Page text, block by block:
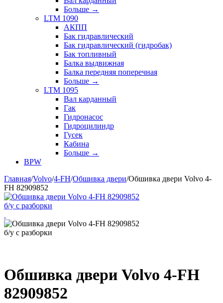
Больше →
LTM 1090
АКПП
Бак гидравлический
Бак гидравлический (гидробак)
Бак топливный
Балка выдвижная
Балка передняя поперечная
Больше →
LTM 1095
Вал карданный
Гак
Гидронасос
Гидроцилиндр
Гусек
Кабина
Больше →
BPW
Главная/Volvo/4-FH/Обшивка двери/Обшивка двери Volvo 4-
FH 82909852
Обшивка двери Volvo 4-FH
82909852